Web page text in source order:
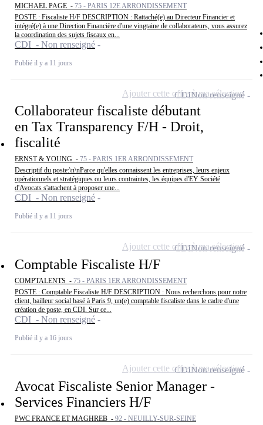
MICHAEL PAGE - 75 - PARIS 12E ARRONDISSEMENT
POSTE : Fiscaliste H/F DESCRIPTION : Rattaché(e) au Directeur Financier et
intégré(e) à une Direction Financière d'une vingtaine de collaborateurs, vous assurez
la coordination des sujets fiscaux en...
CDI - Non renseigné
Publié il y a 11 jours
Collaborateur fiscaliste débutant
en Tax Transparency F/H - Droit,
fiscalité
ERNST & YOUNG - 75 - PARIS 1ER ARRONDISSEMENT
Descriptif du poste:\n\nParce qu'elles connaissent les entreprises, leurs enjeux
opérationnels et stratégiques ou leurs contraintes, les équipes d'EY Société
d'Avocats s'attachent à proposer une...
CDI - Non renseigné
Publié il y a 11 jours
CDINon renseigné
Ajouter cette offre à ma sélection
Comptable Fiscaliste H/F
COMPTALENTS - 75 - PARIS 1ER ARRONDISSEMENT
POSTE : Comptable Fiscaliste H/F DESCRIPTION : Nous recherchons pour notre
client, bailleur social basé à Paris 9, un(e) comptable fiscaliste dans le cadre d'une
création de poste, en CDI. Sur ce...
CDI - Non renseigné
Publié il y a 16 jours
CDINon renseigné
Ajouter cette offre à ma sélection
Avocat Fiscaliste Senior Manager -
Services Financiers H/F
PWC FRANCE ET MAGHREB - 92 - NEUILLY-SUR-SEINE
CDINon renseigné
Ajouter cette offre à ma sélection